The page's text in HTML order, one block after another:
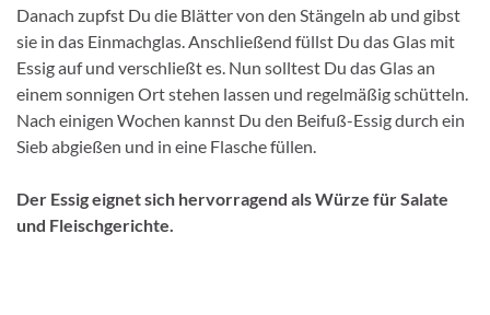
Danach zupfst Du die Blätter von den Stängeln ab und gibst
sie in das Einmachglas. Anschließend füllst Du das Glas mit
Essig auf und verschließt es. Nun solltest Du das Glas an
einem sonnigen Ort stehen lassen und regelmäßig schütteln.
Nach einigen Wochen kannst Du den Beifuß-Essig durch ein
Sieb abgießen und in eine Flasche füllen.
Der Essig eignet sich hervorragend als Würze für Salate
und Fleischgerichte.